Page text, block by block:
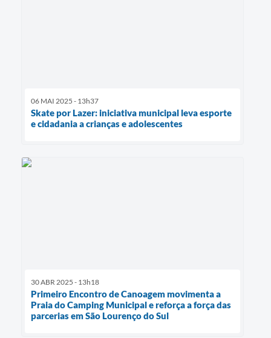
06 MAI 2025 - 13h37
Skate por Lazer: iniciativa municipal leva esporte
e cidadania a crianças e adolescentes
30 ABR 2025 - 13h18
Primeiro Encontro de Canoagem movimenta a
Praia do Camping Municipal e reforça a força das
parcerias em São Lourenço do Sul